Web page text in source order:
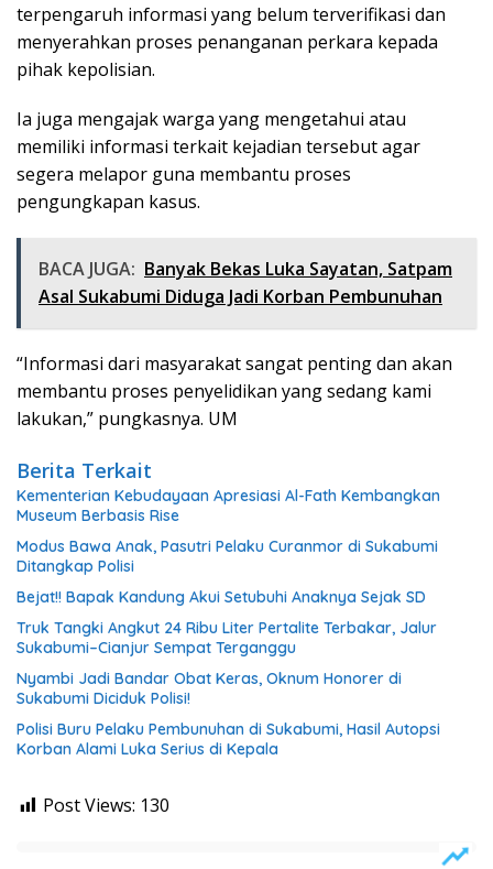
terpengaruh informasi yang belum terverifikasi dan
menyerahkan proses penanganan perkara kepada
pihak kepolisian.
Ia juga mengajak warga yang mengetahui atau
memiliki informasi terkait kejadian tersebut agar
segera melapor guna membantu proses
pengungkapan kasus.
BACA JUGA: Banyak Bekas Luka Sayatan, Satpam
Asal Sukabumi Diduga Jadi Korban Pembunuhan
“Informasi dari masyarakat sangat penting dan akan
membantu proses penyelidikan yang sedang kami
lakukan,” pungkasnya. UM
Berita Terkait
Kementerian Kebudayaan Apresiasi Al-Fath Kembangkan
Museum Berbasis Rise
Modus Bawa Anak, Pasutri Pelaku Curanmor di Sukabumi
Ditangkap Polisi
Bejat!! Bapak Kandung Akui Setubuhi Anaknya Sejak SD
Truk Tangki Angkut 24 Ribu Liter Pertalite Terbakar, Jalur
Sukabumi–Cianjur Sempat Terganggu
Nyambi Jadi Bandar Obat Keras, Oknum Honorer di
Sukabumi Diciduk Polisi!
Polisi Buru Pelaku Pembunuhan di Sukabumi, Hasil Autopsi
Korban Alami Luka Serius di Kepala
Post Views: 130